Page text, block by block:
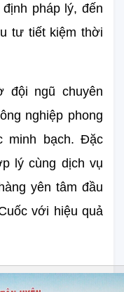
pháp lý, đến
tư tiết kiệm thời
đội ngũ chuyên
nghiệp phong
minh bạch. Đặc
lý cùng dịch vụ
yên tâm đầu
với hiệu quả